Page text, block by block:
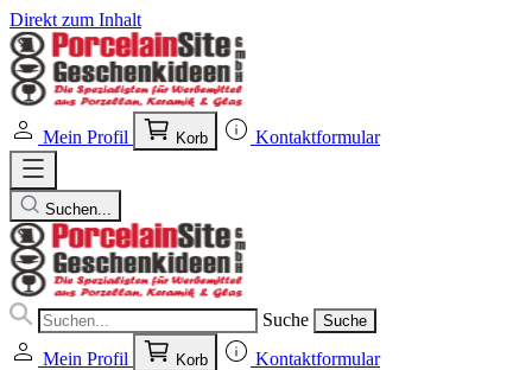
Direkt zum Inhalt
Mein Profil Korb Kontaktformular
Suchen...
Suche Suche
Mein Profil Korb Kontaktformular